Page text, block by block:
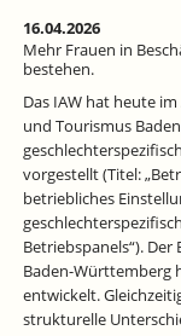
DIE
16.04.2026
Mehr Frauen in
bestehen.
Das IAW hat heute
und Tourismus
vorgestellt (Titel:
betriebliches
Betriebspanels“).
Baden-Württemberg
entwickelt.
strukturelle